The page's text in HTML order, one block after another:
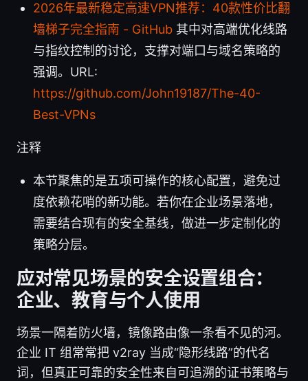
2026年最新稳定高速VPN推荐：40款性价比翻
墙梯子完全指南 - GitHub 其中对高端优化线路
与指纹控制的讨论，支撑对端口与域名策略的
强调。URL:
https://github.com/John19187/The-40-
Best-VPNs
注释
本节聚焦的是五项可操作的核心配置，避免过
度依赖花哨的新功能。若你在企业场景落地，
需要结合现有的安全基线，做进一步定制化的
策略分层。
应对常见场景的安全设置组合：
企业、教育与个人使用
场景一隔着防火墙，镜像路由像一条看不见的河。
企业 IT 组常常把 v2ray 当成“隐形线路”的代名
词，但真正可靠的安全性来自可追溯的证书策略与